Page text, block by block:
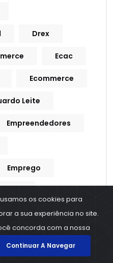
Drex
Ecac
Ecommerce
Leite
Empreendedores
Emprego
Escala
usamos os cookies para
a sua experiência no site.
concorda com a nossa
Continuar A Navegar